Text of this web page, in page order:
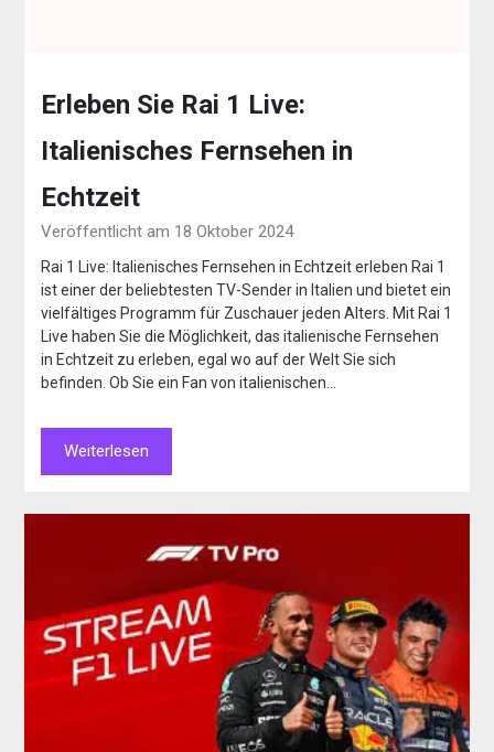
Erleben Sie Rai 1 Live:
Italienisches Fernsehen in
Echtzeit
Veröffentlicht am 18 Oktober 2024
Rai 1 Live: Italienisches Fernsehen in Echtzeit erleben Rai 1
ist einer der beliebtesten TV-Sender in Italien und bietet ein
vielfältiges Programm für Zuschauer jeden Alters. Mit Rai 1
Live haben Sie die Möglichkeit, das italienische Fernsehen
in Echtzeit zu erleben, egal wo auf der Welt Sie sich
befinden. Ob Sie ein Fan von italienischen…
Weiterlesen